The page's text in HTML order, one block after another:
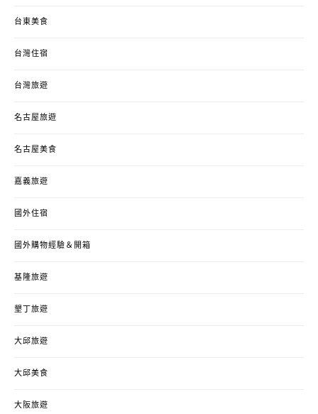
台東美食
台灣住宿
台灣旅遊
名古屋旅遊
名古屋美食
嘉義旅遊
國外住宿
國外購物經驗＆開箱
基隆旅遊
墾丁旅遊
大邱旅遊
大邱美食
大阪旅遊